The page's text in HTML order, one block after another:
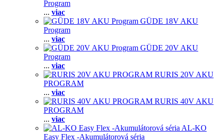
Program
... viac
GÜDE 18V AKU
Program
... viac
GÜDE 20V AKU
Program
... viac
RURIS 20V AKU
PROGRAM
... viac
RURIS 40V AKU
PROGRAM
... viac
AL-KO
Easy Flex -Akumulátorová séria